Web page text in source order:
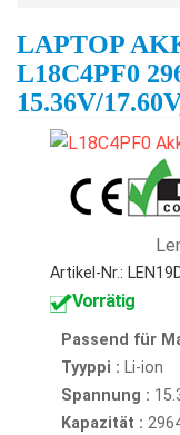
LAPTOP
L18C4PF0
15.36V/
Artikel-Nr.:
Vorrätig
Passend für
Tyyppi : Li-ion
Spannung :
Kapazität :